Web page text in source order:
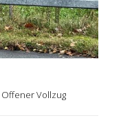
Offener Vollzug